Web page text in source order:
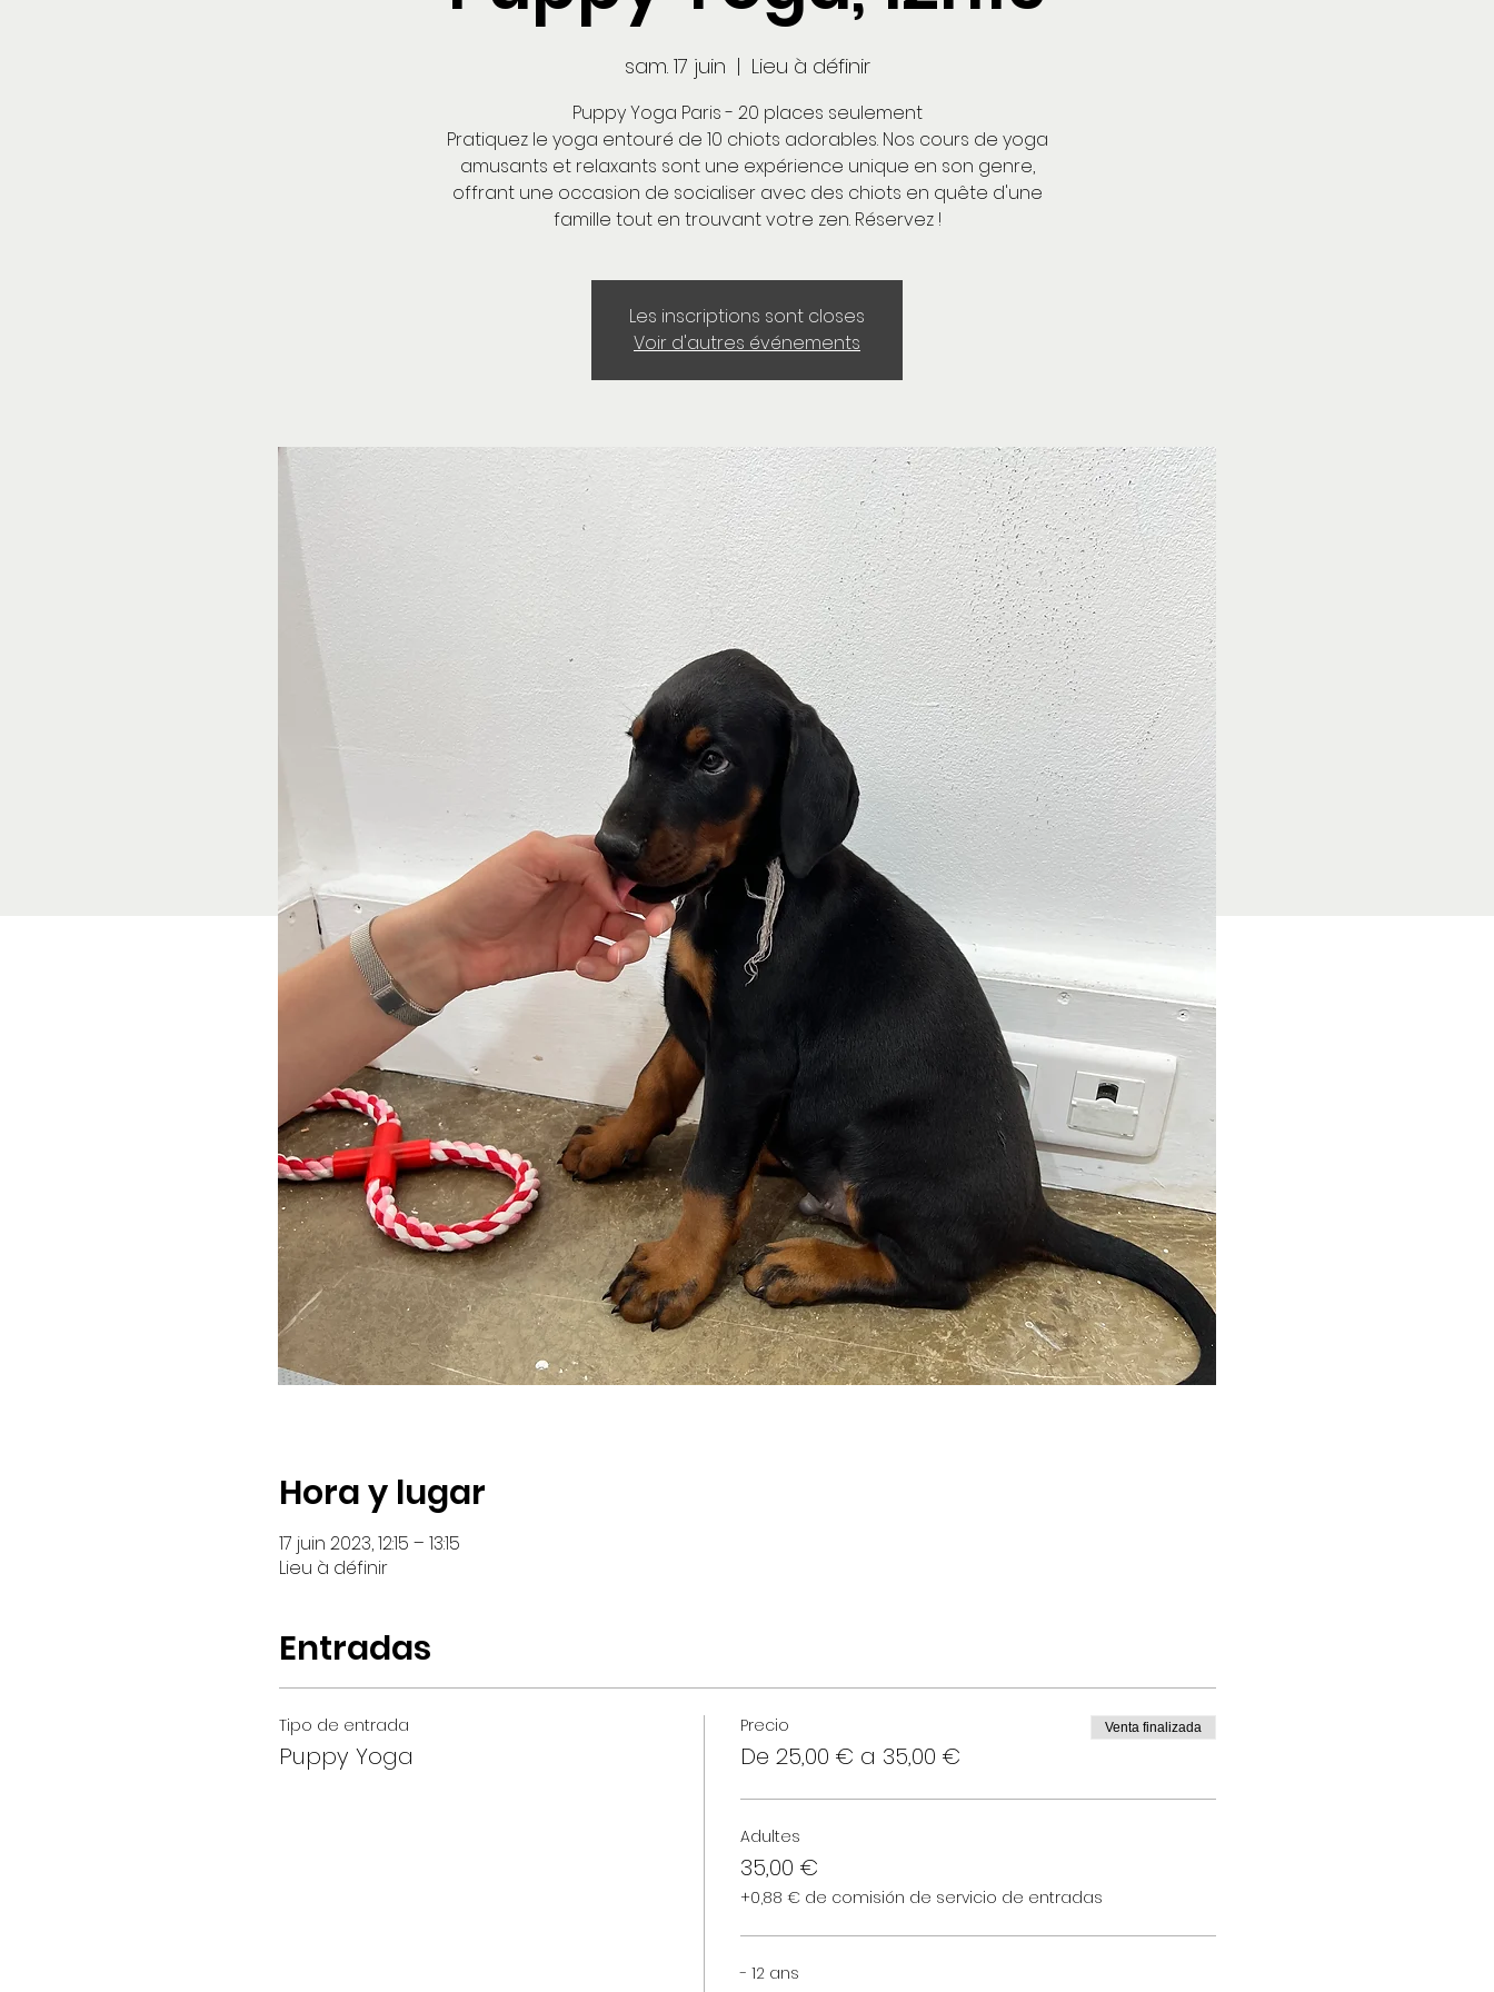
sam. 17 juin
  |
Lieu à définir
Puppy Yoga Paris - 20 places seulement
Pratiquez le yoga entouré de 10 chiots adorables. Nos cours de yoga
amusants et relaxants sont une expérience unique en son genre,
offrant une occasion de socialiser avec des chiots en quête d'une
famille tout en trouvant votre zen. Réservez !
Les inscriptions sont closes
Voir d'autres événements
Hora y lugar
17 juin 2023, 12:15 – 13:15
Lieu à définir
Entradas
Tipo de entrada
Puppy Yoga
Precio
De 25,00 € a 35,00 €
Venta finalizada
Adultes
35,00 €
+0,88 € de comisión de servicio de entradas
- 12 ans